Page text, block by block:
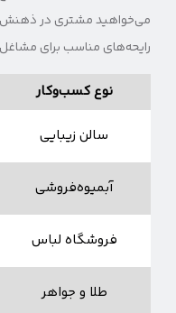
می‌خواهید مشتری در ذهنش
رایحه‌های مناسب برای
نوع کسب‌وکار
سالن زیبایی
آبمیوه‌فروشی
فروشگاه لباس
طلا و جواهر